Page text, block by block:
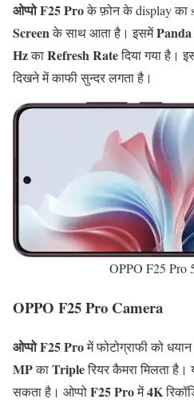
ओप्पो F25 Proके फ़ोन के display का
Screenके साथ आता है। इसमें
HzकाRefresh Rateदिया गया है।
दिखने में काफी सुन्दर लगता है।
OPPO F25 Pro
OPPO F25 Pro Camera
ओप्पो F25 Proमें फोटोग्राफी को
MPकाTripleरियर कैमरा मिलता है।
सकता है। ओप्पोF25 Proमें4K